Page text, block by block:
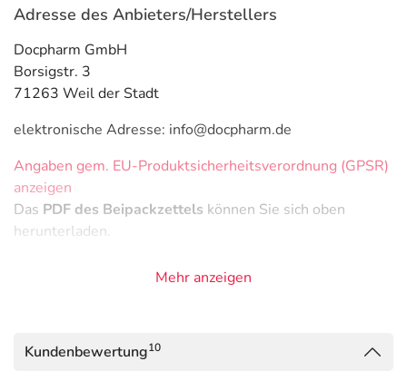
Adresse des Anbieters/Herstellers
Docpharm GmbH
Borsigstr. 3
71263 Weil der Stadt
elektronische Adresse: info@docpharm.de
Angaben gem. EU-Produktsicherheitsverordnung (GPSR)
anzeigen
Das PDF des Beipackzettels können Sie sich oben
herunterladen.
Mehr anzeigen
Kundenbewertung10